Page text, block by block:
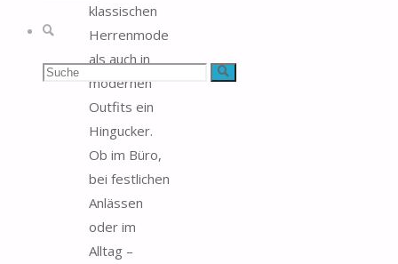
Suche
Suchen Suche
klassischen
Herrenmode
als auch in
modernen
Outfits ein
Hingucker.
Ob im Büro,
bei festlichen
Anlässen
oder im
Alltag –